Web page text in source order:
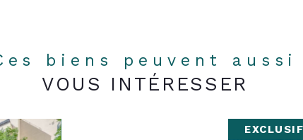
Ces biens peuvent aussi
VOUS INTÉRESSER